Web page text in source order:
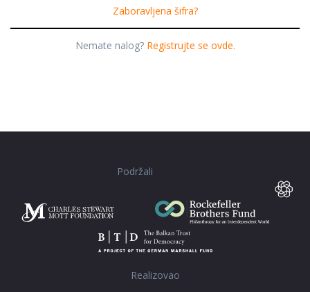
Zaboravljena šifra?
Nemate nalog? Registrujte se ovde.
Podržali
Realizovao